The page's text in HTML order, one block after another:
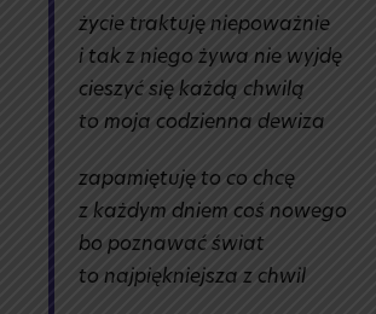
życie traktuję niepoważnie
i tak z niego żywa nie wyjdę
cieszyć się każdą chwilą
to moja codzienna dewiza
zapamiętuję to co chcę
z każdym dniem coś nowego
bo poznawać świat
to najpiękniejsza z chwil